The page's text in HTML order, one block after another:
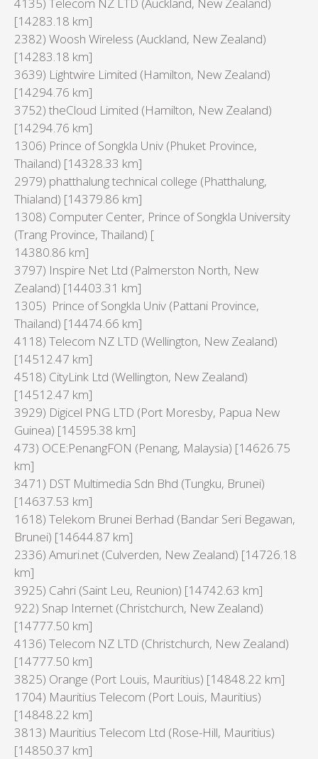
[14283.18 km]
2382) Woosh Wireless (Auckland, New Zealand)
[14283.18 km]
3639) Lightwire Limited (Hamilton, New Zealand)
[14294.76 km]
3752) theCloud Limited (Hamilton, New Zealand)
[14294.76 km]
1306) Prince of Songkla Univ (Phuket Province,
Thailand) [14328.33 km]
2979) phatthalung technical college (Phatthalung,
Thialand) [14379.86 km]
1308) Computer Center, Prince of Songkla University
(Trang Province, Thailand) [
14380.86 km]
3797) Inspire Net Ltd (Palmerston North, New
Zealand) [14403.31 km]
1305) Prince of Songkla Univ (Pattani Province,
Thailand) [14474.66 km]
4118) Telecom NZ LTD (Wellington, New Zealand)
[14512.47 km]
4518) CityLink Ltd (Wellington, New Zealand)
[14512.47 km]
3929) Digicel PNG LTD (Port Moresby, Papua New
Guinea) [14595.38 km]
473) OCE:PenangFON (Penang, Malaysia) [14626.75
km]
3471) DST Multimedia Sdn Bhd (Tungku, Brunei)
[14637.53 km]
1618) Telekom Brunei Berhad (Bandar Seri Begawan,
Brunei) [14644.87 km]
2336) Amuri.net (Culverden, New Zealand) [14726.18
km]
3925) Cahri (Saint Leu, Reunion) [14742.63 km]
922) Snap Internet (Christchurch, New Zealand)
[14777.50 km]
4136) Telecom NZ LTD (Christchurch, New Zealand)
[14777.50 km]
3825) Orange (Port Louis, Mauritius) [14848.22 km]
1704) Mauritius Telecom (Port Louis, Mauritius)
[14848.22 km]
3813) Mauritius Telecom Ltd (Rose-Hill, Mauritius)
[14850.37 km]